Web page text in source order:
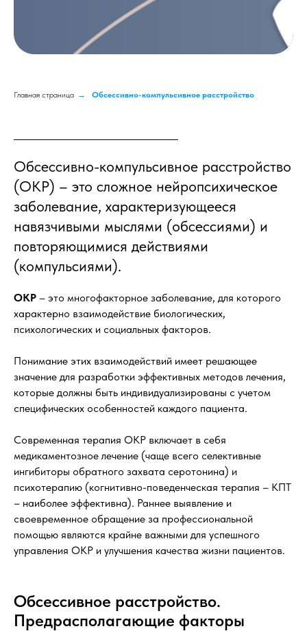
Главная страница → Обсессивно-компульсивное расстройство
Обсессивно-компульсивное расстройство
(ОКР) – это сложное нейропсихическое
заболевание, характеризующееся
навязчивыми мыслями (обсессиями) и
повторяющимися действиями
(компульсиями).
ОКР – это многофакторное заболевание, для которого
характерно взаимодействие биологических,
психологических и социальных факторов.
Понимание этих взаимодействий имеет решающее
значение для разработки эффективных методов лечения,
которые должны быть индивидуализированы с учетом
специфических особенностей каждого пациента.
Современная терапия ОКР включает в себя
медикаментозное лечение (чаще всего селективные
ингибиторы обратного захвата серотонина) и
психотерапию (когнитивно-поведенческая терапия – КПТ
– наиболее эффективна). Раннее выявление и
своевременное обращение за профессиональной
помощью являются крайне важными для успешного
управления ОКР и улучшения качества жизни пациентов.
Обсессивное расстройство.
Предрасполагающие факторы